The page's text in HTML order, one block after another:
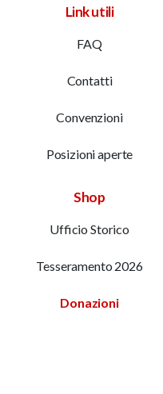
Link utili
FAQ
Contatti
Convenzioni
Posizioni aperte
Shop
Ufficio Storico
Tesseramento 2026
Donazioni